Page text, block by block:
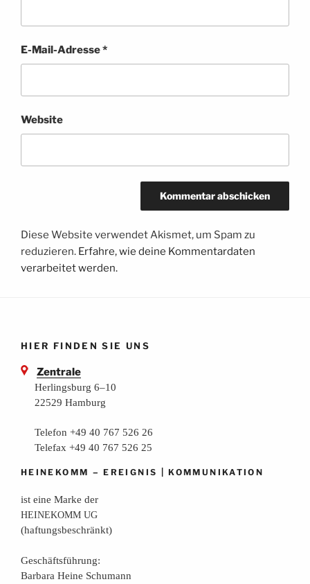
E-Mail-Adresse*
Website
Diese Website verwendet Akismet, um Spam zu
reduzieren. Erfahre, wie deine Kommentardaten
verarbeitet werden.
HIER FINDEN SIE UNS
Zentrale
Herlingsburg 6–10
22529 Hamburg
Telefon +49 40 767 526 26
Telefax +49 40 767 526 25
HEINEKOMM –EREIGNIS |KOMMUNIKATION
ist eine Mar­ke der
HEINEKOMM UG
(haf­tungs­be­schränkt)
Geschäfts­füh­rung:
Bar­ba­ra Hei­ne Schumann